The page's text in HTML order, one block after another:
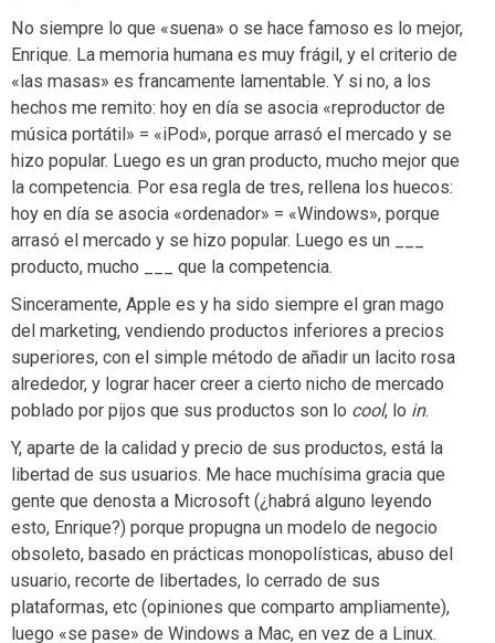
No siempre lo que «suena» o se hace famoso es lo mejor,
Enrique. La memoria humana es muy frágil, y el criterio de
«las masas» es francamente lamentable. Y si no, a los
hechos me remito: hoy en día se asocia «reproductor de
música portátil» = «iPod», porque arrasó el mercado y se
hizo popular. Luego es un gran producto, mucho mejor que
la competencia. Por esa regla de tres, rellena los huecos:
hoy en día se asocia «ordenador» = «Windows», porque
arrasó el mercado y se hizo popular. Luego es un ___
producto, mucho ___ que la competencia.
Sinceramente, Apple es y ha sido siempre el gran mago
del marketing, vendiendo productos inferiores a precios
superiores, con el simple método de añadir un lacito rosa
alrededor, y lograr hacer creer a cierto nicho de mercado
poblado por pijos que sus productos son lo cool, lo in.
Y, aparte de la calidad y precio de sus productos, está la
libertad de sus usuarios. Me hace muchísima gracia que
gente que denosta a Microsoft (¿habrá alguno leyendo
esto, Enrique?) porque propugna un modelo de negocio
obsoleto, basado en prácticas monopolísticas, abuso del
usuario, recorte de libertades, lo cerrado de sus
plataformas, etc (opiniones que comparto ampliamente),
luego «se pase» de Windows a Mac, en vez de a Linux.